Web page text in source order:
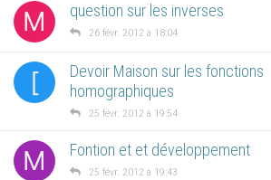
M question sur les inverses
26 févr. 2012 à 18:04
[
Devoir Maison sur les fonctions
homographiques
25 févr. 2012 à 19:54
M Fontion et et développement
25 févr. 2012 à 19:43